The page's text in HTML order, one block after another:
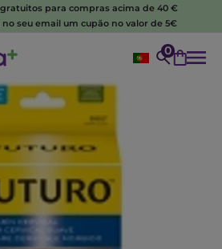
gratuitos para compras acima de 40 €
seu email um cupão no valor de 5€
0